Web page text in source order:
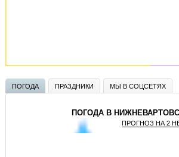
ПОГОДА ПРАЗДНИКИ МЫ В СОЦСЕТЯХ
ПОГОДА В
ПРОГНОЗ НА 2